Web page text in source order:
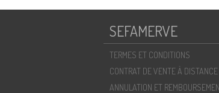
SEFAMERVE
TERMES ET CONDITIONS
CONTRAT DE VENTE À DISTANCE
ANNULATION ET